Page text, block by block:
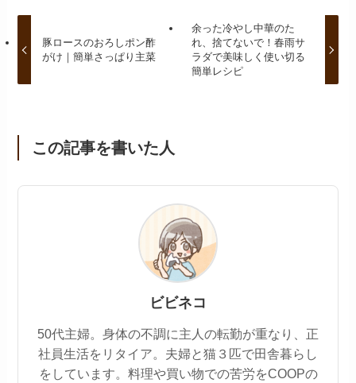
豚ロースのおろしポン酢
がけ｜簡単さっぱり主菜
余った冷やし中華のた
れ、捨てないで！春雨サ
ラダで美味しく使い切る
簡単レシピ
この記事を書いた人
ビビネコ
50代主婦。身体の不調に主人の転勤が重なり、正
社員生活をリタイア。夫婦と猫３匹で田舎暮らし
をしています。料理や買い物での苦労をCOOPの